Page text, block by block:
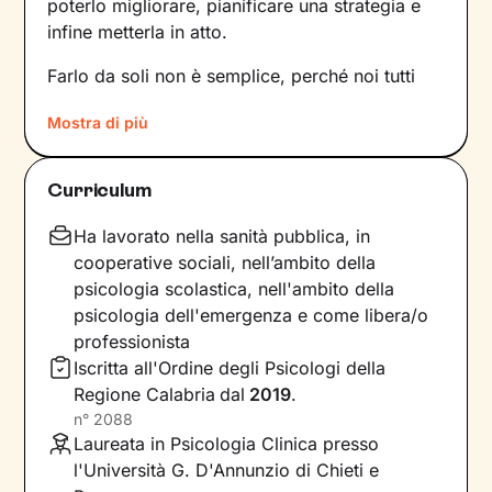
poterlo migliorare, pianificare una strategia e
infine metterla in atto.
Farlo da soli non è semplice, perché noi tutti
dinamiche– interne e relazionali – che non le
notiamo nemmeno. Ecco perché l’intervento di
un professionista risulta fondamentale.
La prima fase del nostro percorso insieme
consisterà in una raccolta di informazioni che ci
porteranno a definire un
obiettivo condiviso
cui si focalizzerà il lavoro. Stabiliremo anche
tempistiche e frequenzadegli incontri e
valuteremo passo dopo passo i risultati
raggiunti, aggiornando gli obiettivi di
conseguenza.
Una seduta dopo l’altra, andremo adanalizzare
ciò che interferisce con il tuo benessere
Mostra di più
Curriculum
Ha lavorato nella sanità pubblica, in
cooperative sociali, nell’ambito della
psicologia scolastica, nell'ambito della
psicologia dell'emergenza e come libera/o
professionista
Iscritta all'Ordine degli Psicologi della
Regione Calabria dal 2019.
n° 2088
Laureata in Psicologia Clinica presso
l'Università G. D'Annunzio di Chieti e